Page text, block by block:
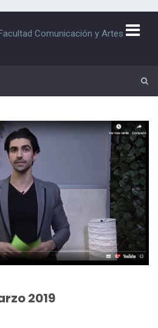
Comunicación y Artes
2019